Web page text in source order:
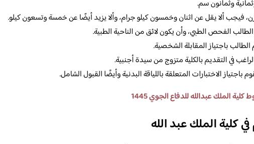
وثمانون سم.
فيجب ألا يقل عن اثنان وخمسون كيلو جرام، وألا يزيد أيضًا عن خمسة وتسعون كيلو.
الفحص الطبي، وأن يكون لائق من الناحية الطبية.
باجتياز المقابلة الشخصية.
في التقديم بالكلية متزوج من سيدة أجنبية.
الاختبارات المتعلقة باللياقة البدنية وأيضًا القبول الشامل.
كلية الملك عبدالله للدفاع الجوي 1445
كلية الملك عبد الله